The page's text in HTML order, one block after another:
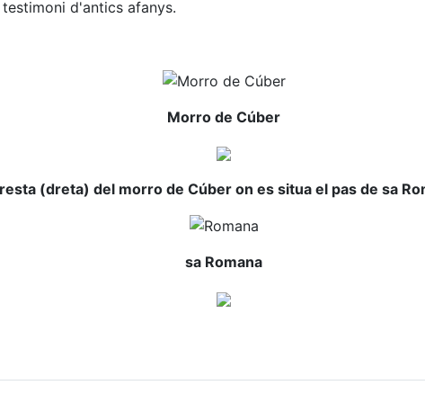
d'antics afanys.
Morro de Cúber
(dreta) del morro de Cúber on es situa el pas de sa
sa Romana